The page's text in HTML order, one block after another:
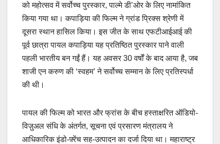
को महोत्सव में सर्वोच्च पुरस्कार, पाल्मे डी’ओर के लिए नामांकित
किया गया था। कपाड़िया की फिल्म ने ग्रांड प्रिक्स श्रेणी में
दूसरा स्थान हासिल किया। इस जीत के साथ एफटीआईआई की
पूर्व छात्रा पायल कपाड़िया यह प्रतिष्ठित पुरस्कार पाने वाली
पहली भारतीय बन गईं हैं। यह अवसर 30 वर्षों के बाद आया है, जब
शाजी एन करुण की ‘स्वहम’ ने सर्वोच्च सम्मान के लिए प्रतिस्पर्धा
की थी।
पायल की फिल्‍म को भारत और फ्रांस के बीच हस्ताक्षरित ऑडियो-
विज़ुअल संधि के अंतर्गत, सूचना एवं प्रसारण मंत्रालय ने
आधिकारिक इंडो-फ़्रेंच सह-उत्पादन का दर्जा दिया था। महाराष्ट्र